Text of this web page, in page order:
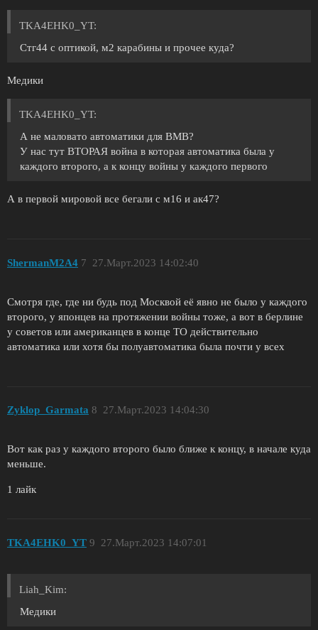
TKA4EHK0_YT:
Стг44 с оптикой, м2 карабины и прочее куда?
Медики
TKA4EHK0_YT:
А не маловато автоматики для ВМВ?
У нас тут ВТОРАЯ война в которая автоматика была у
каждого второго, а к концу войны у каждого первого
А в первой мировой все бегали с м16 и ак47?
ShermanM2A4 27.Март.2023 14:02:40
7
Смотря где, где ни будь под Москвой её явно не было у каждого
второго, у японцев на протяжении войны тоже, а вот в берлине
у советов или американцев в конце ТО действительно
автоматика или хотя бы полуавтоматика была почти у всех
Zyklop_Garmata 27.Март.2023 14:04:30
8
Вот как раз у каждого второго было ближе к концу, в начале куда
меньше.
1 лайк
TKA4EHK0_YT 27.Март.2023 14:07:01
9
Liah_Kim:
Медики